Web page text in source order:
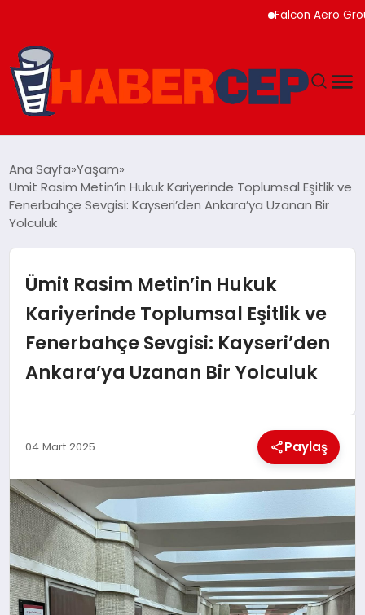
Falcon Aero Group,
GÜNDEM
EĞITIM
SOSYAL MEDYA
KÜLTÜREL
Ana Sayfa Yaşam
Ümit Rasim Metin’in Hukuk Kariyerinde Toplumsal Eşitlik ve
Fenerbahçe Sevgisi: Kayseri’den Ankara’ya Uzanan Bir
Yolculuk
Ümit Rasim Metin’in Hukuk
Kariyerinde Toplumsal Eşitlik ve
Fenerbahçe Sevgisi: Kayseri’den
Ankara’ya Uzanan Bir Yolculuk
04 Mart 2025 Paylaş